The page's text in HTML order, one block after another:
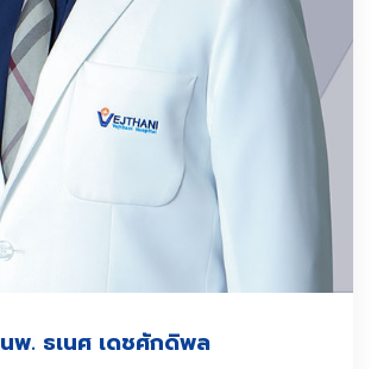
นพ. ธเนศ เดชศักดิพล